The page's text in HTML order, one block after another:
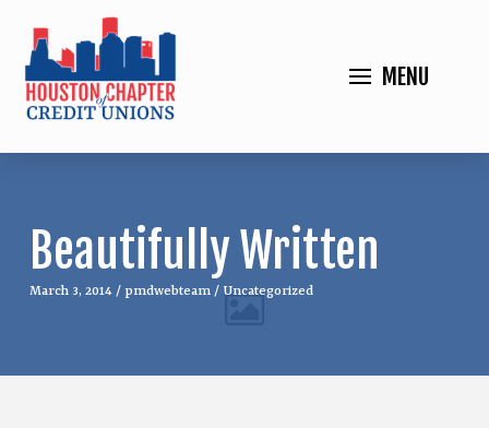
MENU
Beautifully Written
March 3, 2014/ pmdwebteam/ Uncategorized